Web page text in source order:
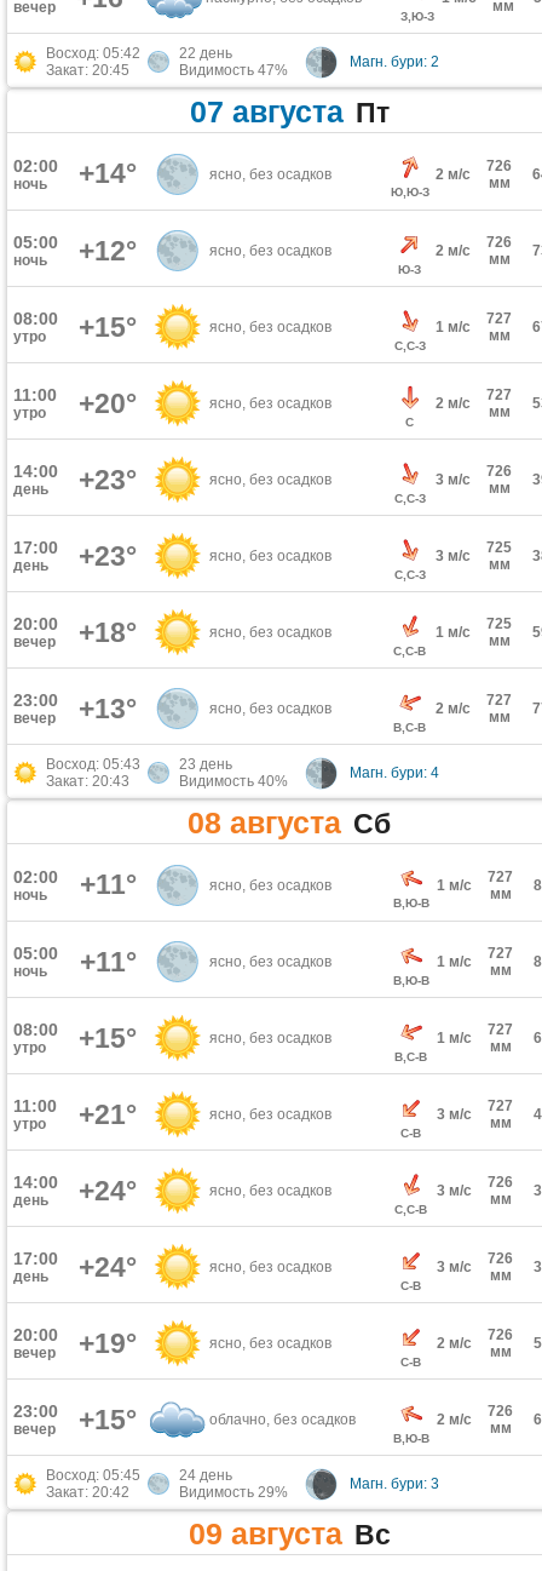
вечер
З,Ю-З
мм
Восход: 05:42
Закат: 20:45
22 день
Видимость 47%
Магн. бури: 2
07 августа Пт
02:00
ночь +14° ясно, без осадков
Ю,Ю-З
2 м/с
726
мм
05:00
ночь +12° ясно, без осадков
Ю-З
2 м/с
726
мм
08:00
утро +15° ясно, без осадков
С,С-З
1 м/с
727
мм
11:00
утро +20° ясно, без осадков
С
2 м/с
727
мм
14:00
день +23° ясно, без осадков
С,С-З
3 м/с
726
мм
17:00
день +23° ясно, без осадков
С,С-З
3 м/с
725
мм
20:00
вечер +18° ясно, без осадков
С,С-В
1 м/с
725
мм
23:00
вечер +13° ясно, без осадков
В,С-В
2 м/с
727
мм
Восход: 05:43
Закат: 20:43
23 день
Видимость 40%
Магн. бури: 4
08 августа Сб
02:00
ночь +11° ясно, без осадков
В,Ю-В
1 м/с
727
мм
05:00
ночь +11° ясно, без осадков
В,Ю-В
1 м/с
727
мм
08:00
утро +15° ясно, без осадков
В,С-В
1 м/с
727
мм
11:00
утро +21° ясно, без осадков
С-В
3 м/с
727
мм
14:00
день +24° ясно, без осадков
С,С-В
3 м/с
726
мм
17:00
день +24° ясно, без осадков
С-В
3 м/с
726
мм
20:00
вечер +19° ясно, без осадков
С-В
2 м/с
726
мм
23:00
вечер +15° облачно, без осадков
В,Ю-В
2 м/с
726
мм
Восход: 05:45
Закат: 20:42
24 день
Видимость 29%
Магн. бури: 3
09 августа Вс